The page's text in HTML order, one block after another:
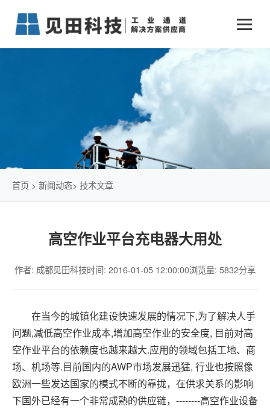
业务中心
仓储物流通道解决方案
智能立体库解决方案
简易升降机解决方案
新闻动态 +
传统仓储物流
石油化工行业
发展历程
首页 > 新闻动态> 技术文章
高空作业平台充电器大用处
作者: 成都见田科技时间: 2016-01-05 12:00:00浏览量: 5832分享
在当今的城镇化建设快速发展的情况下,为了解决人手
问题,减低高空作业成本,增加高空作业的安全度, 目前对高
空作业平台的依赖度也越来越大.应用的领域包括工地、商
场、机场等.目前国内的AWP市场发展迅猛, 行业也按照像
欧洲一些发达国家的模式不断的靠拢，在供求关系的影响
下国外已经有一个非常成熟的供应链， --------高空作业设备